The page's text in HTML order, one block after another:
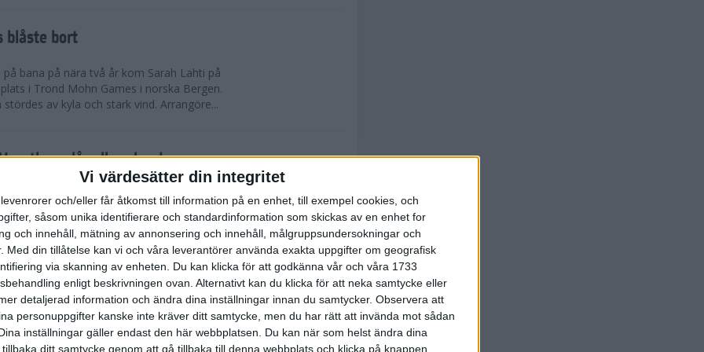
Vi värdesätter din integritet
och/eller får åtkomst till information på en enhet, till exempel cookies, och
såsom unika identifierare och standardinformation som skickas av en enhet for
och innehåll, mätning av annonsering och innehåll, målgruppsundersokningar och
Med din tillåtelse kan vi och våra leverantörer använda exakta uppgifter om geografisk
via skanning av enheten. Du kan klicka för att godkänna vår och våra 1733
enligt beskrivningen ovan. Alternativt kan du klicka för att neka samtycke eller
detaljerad information och ändra dina inställningar innan du samtycker. Observera att
personuppgifter kanske inte kräver ditt samtycke, men du har rätt att invända mot sådan
inställningar gäller endast den här webbplatsen. Du kan när som helst ändra dina
ditt samtycke genom att gå tillbaka till denna webbplats och klicka på knappen
blåste bort
bana på nära två år kom Sarah Lahti på
i Trond Mohn Games i norska Bergen.
av kyla och stark vind. Arrangöre...
slår alla rekord
i mål. Rekord i båda fallen. Det är 1863 fler
på adidas Stockholm Marathon. Och trots de
sjukdomsfall.
och dubbelt Etiopien i
Stockholm Marathon 2025
Marathon vanns i herrklassen av Onemus
och av Shewarge Alene från Etiopien i